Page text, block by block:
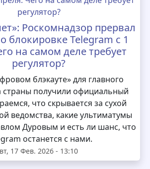
Роскомнадзор прервал
блокировке Telegram с 1
на самом деле требует
регулятор?
блэкауте» для главного
страны получили официальный
что скрывается за сухой
ведомства, какие ультиматумы
Дуровым и есть ли шанс, что
останется с нами.
вт, 17 Фев. 2026 - 13:10